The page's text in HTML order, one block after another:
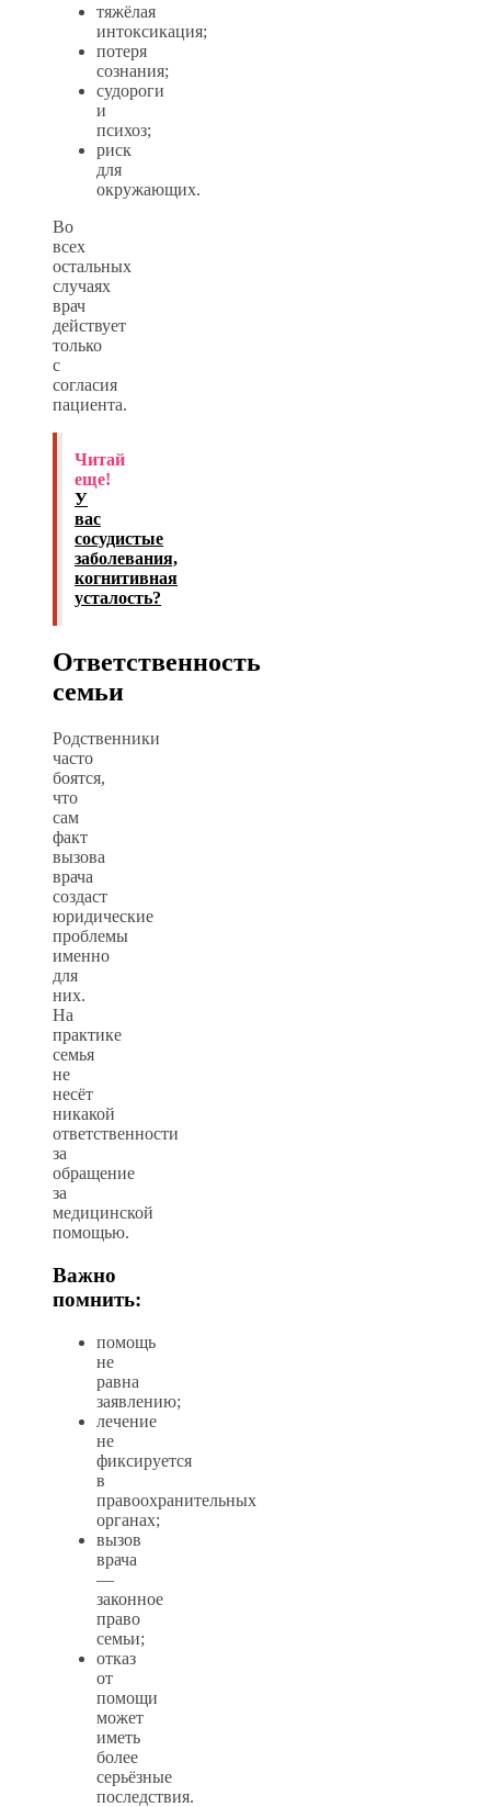
тяжёлая
интоксикация;
потеря
сознания;
судороги
и
психоз;
риск
для
окружающих.
Во
всех
остальных
случаях
врач
действует
только
с
согласия
пациента.
Читай
еще!
У
вас
сосудистые
заболевания,
когнитивная
усталость?
Ответственность
семьи
Родственники
часто
боятся,
что
сам
факт
вызова
врача
создаст
юридические
проблемы
именно
для
них.
На
практике
семья
не
несёт
никакой
ответственности
за
обращение
за
медицинской
помощью.
Важно
помнить:
помощь
не
равна
заявлению;
лечение
не
фиксируется
в
правоохранительных
органах;
вызов
врача
—
законное
право
семьи;
отказ
от
помощи
может
иметь
более
серьёзные
последствия.